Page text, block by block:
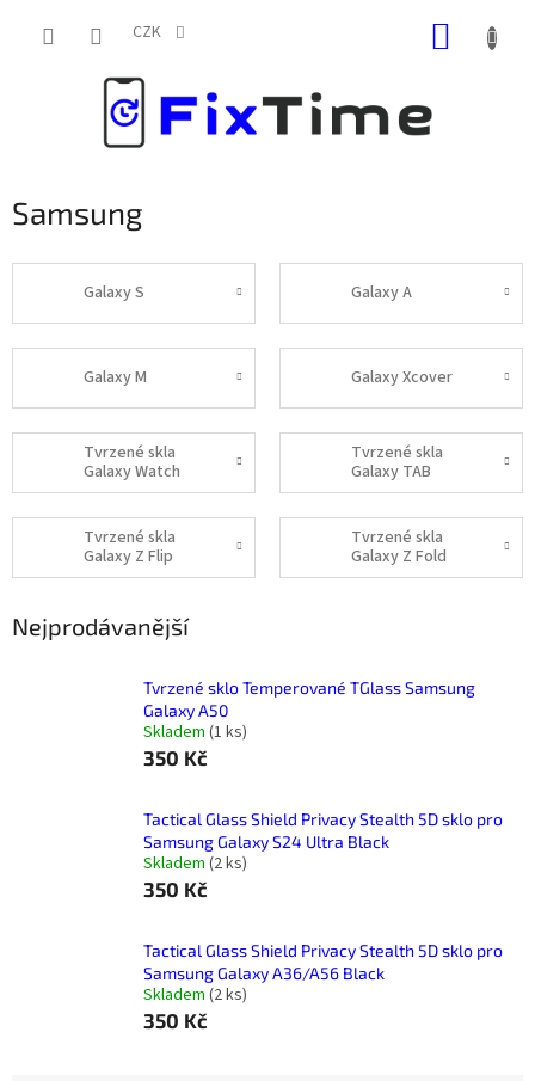
CZK
Samsung
Galaxy S Galaxy A
Galaxy M Galaxy Xcover
Tvrzené skla
Galaxy Watch
Tvrzené skla
Galaxy TAB
Tvrzené skla
Galaxy Z Flip
Tvrzené skla
Galaxy Z Fold
Nejprodávanější
Tvrzené sklo Temperované TGlass Samsung
Galaxy A50
Skladem (1 ks)
350 Kč
Tactical Glass Shield Privacy Stealth 5D sklo pro
Samsung Galaxy S24 Ultra Black
Skladem (2 ks)
350 Kč
Tactical Glass Shield Privacy Stealth 5D sklo pro
Samsung Galaxy A36/A56 Black
Skladem (2 ks)
350 Kč